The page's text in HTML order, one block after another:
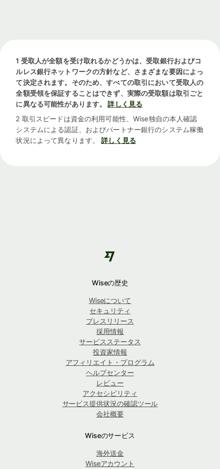
1 受取人が全額を受け取れるかどうかは、受取銀行およびコ
ルレス銀行ネットワークの方針など、さまざまな要因によっ
て決定されます。そのため、すべての取引において受取人の
全額受領を保証することはできず、実際の受取額は取引ごと
に異なる可能性があります。
詳しく見る
2 取引スピードは資金の利用可能性、Wise独自の本人確認
システムによる認証、およびパートナー銀行のシステム稼働
状況によって異なります。
詳しく見る
Wiseの歴史
Wiseについて
セキュリティ
プレスリリース
採用情報
サービスステータス
投資家情報
アフィリエイト・プログラム
ヘルプセンター
レビュー
アクセシビリティ
サービス提供状況の確認ツール
会社概要
Wiseのサービス
海外送金
Wiseアカウント